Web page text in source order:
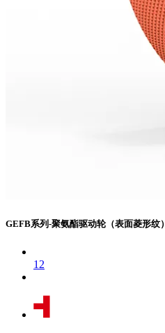
GEFB系列-聚氨酯驱动轮（表面菱形纹）
1 2